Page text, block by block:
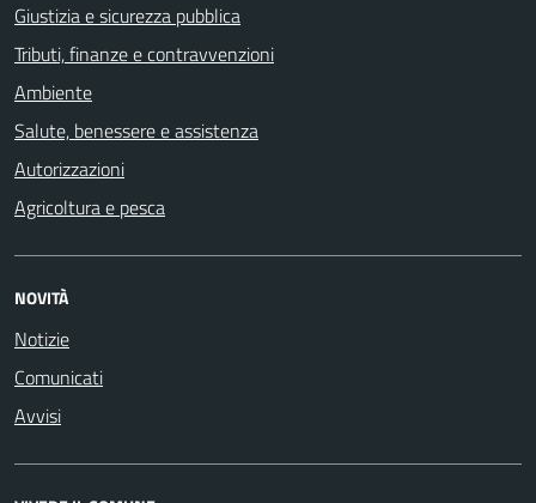
Giustizia e sicurezza pubblica
Tributi, finanze e contravvenzioni
Ambiente
Salute, benessere e assistenza
Autorizzazioni
Agricoltura e pesca
NOVITÀ
Notizie
Comunicati
Avvisi